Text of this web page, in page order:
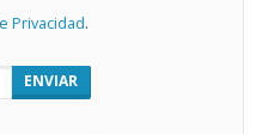
Privacidad.
ENVIAR